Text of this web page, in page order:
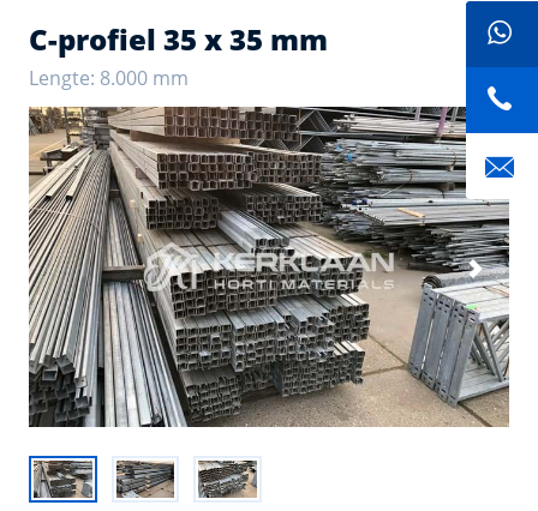
C-profiel 35 x 35 mm
Lengte: 8.000 mm